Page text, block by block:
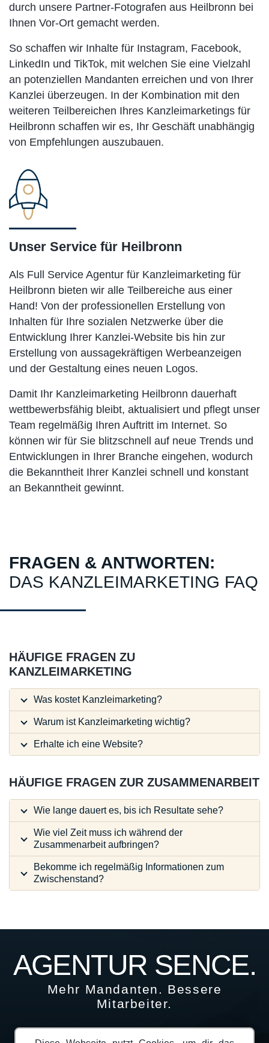
durch unsere Partner-Fotografen aus Heilbronn bei
Ihnen Vor-Ort gemacht werden.
So schaffen wir Inhalte für Instagram, Facebook,
LinkedIn und TikTok, mit welchen Sie eine Vielzahl
an potenziellen Mandanten erreichen und von Ihrer
Kanzlei überzeugen. In der Kombination mit den
weiteren Teilbereichen Ihres Kanzleimarketings für
Heilbronn schaffen wir es, Ihr Geschäft unabhängig
von Empfehlungen auszubauen.
Unser Service für Heilbronn
Als Full Service Agentur für Kanzleimarketing für
Heilbronn bieten wir alle Teilbereiche aus einer
Hand! Von der professionellen Erstellung von
Inhalten für Ihre sozialen Netzwerke über die
Entwicklung Ihrer Kanzlei-Website bis hin zur
Erstellung von aussagekräftigen Werbeanzeigen
und der Gestaltung eines neuen Logos.
Damit Ihr Kanzleimarketing Heilbronn dauerhaft
wettbewerbsfähig bleibt, aktualisiert und pflegt unser
Team regelmäßig Ihren Auftritt im Internet. So
können wir für Sie blitzschnell auf neue Trends und
Entwicklungen in Ihrer Branche eingehen, wodurch
die Bekanntheit Ihrer Kanzlei schnell und konstant
an Bekanntheit gewinnt.
FRAGEN & ANTWORTEN:
DAS KANZLEIMARKETING FAQ
HÄUFIGE FRAGEN ZU
KANZLEIMARKETING
Was kostet Kanzleimarketing?
Warum ist Kanzleimarketing wichtig?
Erhalte ich eine Website?
HÄUFIGE FRAGEN ZUR ZUSAMMENARBEIT
Wie lange dauert es, bis ich Resultate sehe?
Wie viel Zeit muss ich während der
Zusammenarbeit aufbringen?
Bekomme ich regelmäßig Informationen zum
Zwischenstand?
AGENTUR SENCE.
Mehr Mandanten. Bessere
Mitarbeiter.
Home Karriere Blog Lexikon Webdesign